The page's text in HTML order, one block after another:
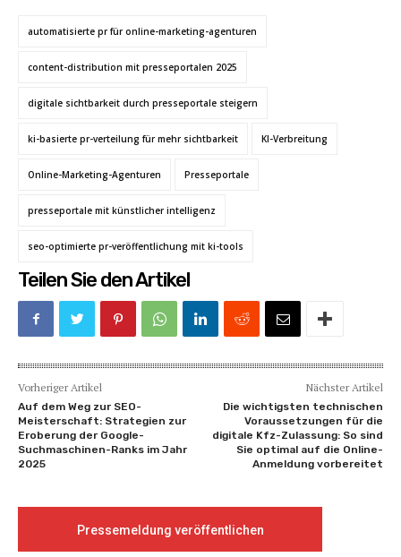
automatisierte pr für online-marketing-agenturen
content-distribution mit presseportalen 2025
digitale sichtbarkeit durch presseportale steigern
ki-basierte pr-verteilung für mehr sichtbarkeit KI-Verbreitung
Online-Marketing-Agenturen Presseportale
presseportale mit künstlicher intelligenz
seo-optimierte pr-veröffentlichung mit ki-tools
Teilen Sie den Artikel
Vorheriger Artikel
Auf dem Weg zur SEO-
Meisterschaft: Strategien zur
Eroberung der Google-
Suchmaschinen-Ranks im Jahr
2025
Nächster Artikel
Die wichtigsten technischen
Voraussetzungen für die
digitale Kfz-Zulassung: So sind
Sie optimal auf die Online-
Anmeldung vorbereitet
Pressemeldung veröffentlichen